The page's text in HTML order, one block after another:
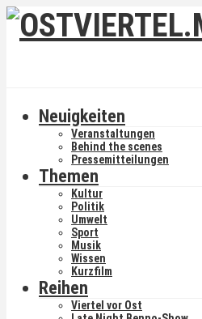
Neuigkeiten
Veranstaltungen
Behind the scenes
Pressemitteilungen
Themen
Kultur
Politik
Umwelt
Sport
Musik
Wissen
Kurzfilm
Reihen
Viertel vor Ost